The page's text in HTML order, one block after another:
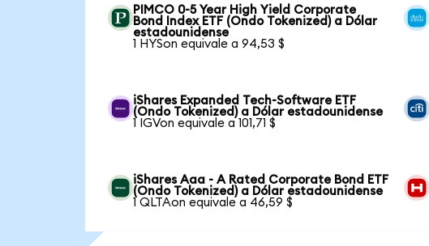
PIMCO 0-5 Year High Yield Corporate
Bond Index ETF (Ondo Tokenized) a Dólar
estadounidense
1 HYSon equivale a 94,53 $
iShares Expanded Tech-Software ETF
(Ondo Tokenized) a Dólar estadounidense
1 IGVon equivale a 101,71 $
iShares Aaa - A Rated Corporate Bond ETF
(Ondo Tokenized) a Dólar estadounidense
1 QLTAon equivale a 46,59 $